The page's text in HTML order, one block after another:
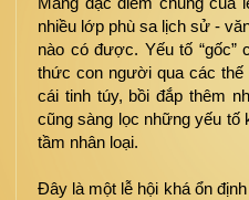
nhiều lớp phù sa lịch sử -
nào có được. Yếu tố “gốc”
thức con người qua các
cái tinh túy, bồi đắp thêm
cũng sàng lọc những yếu tố
tầm nhân loại.
Đây là một lễ hội khá ổn